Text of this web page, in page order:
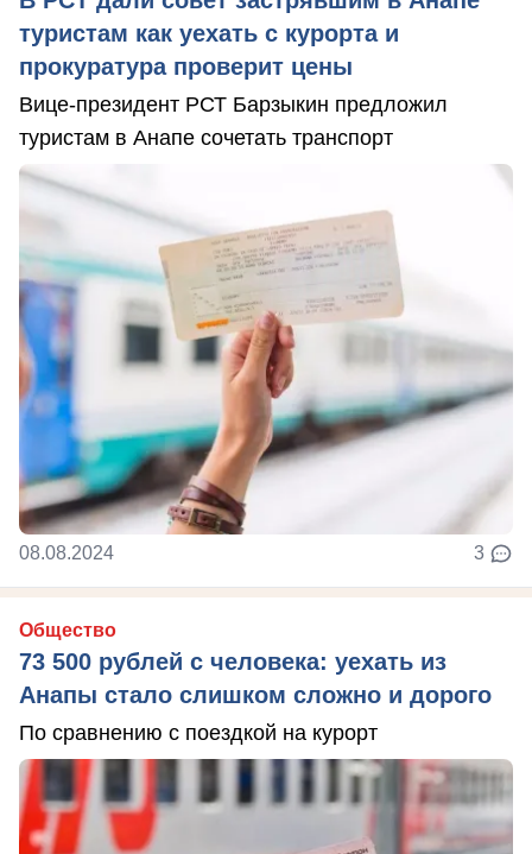
туристам как уехать с курорта и
прокуратура проверит цены
Вице-президент РСТ Барзыкин предложил
туристам в Анапе сочетать транспорт
08.08.2024 3
Общество
73 500 рублей с человека: уехать из
Анапы стало слишком сложно и дорого
По сравнению с поездкой на курорт